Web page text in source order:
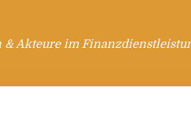
Akteure im